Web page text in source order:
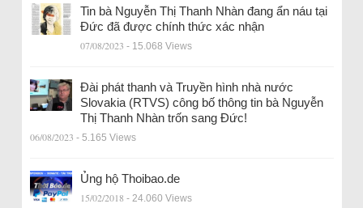
Tin bà Nguyễn Thị Thanh Nhàn đang ẩn náu tại
Đức đã được chính thức xác nhận
07/08/2023 - 15.068 Views
Đài phát thanh và Truyền hình nhà nước
Slovakia (RTVS) công bố thông tin bà Nguyễn
Thị Thanh Nhàn trốn sang Đức!
06/08/2023 - 5.165 Views
Ủng hộ Thoibao.de
15/02/2018 - 24.060 Views